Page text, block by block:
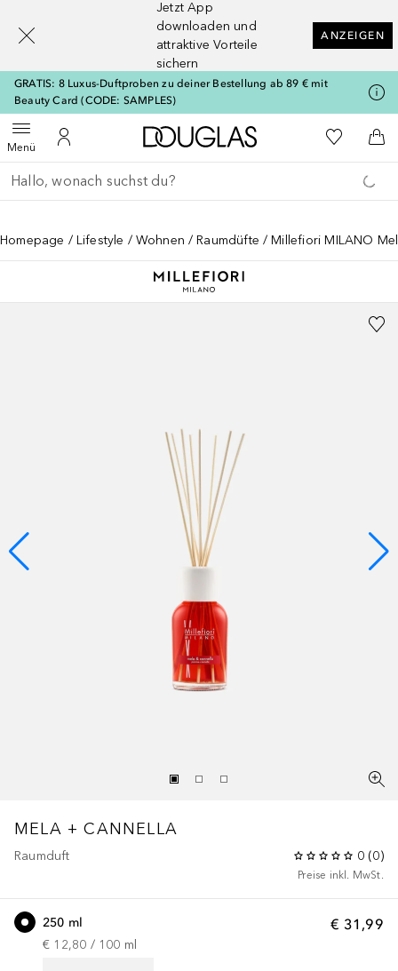
Jetzt App
downloaden und
attraktive Vorteile
sichern
ANZEIGEN
GRATIS: 8 Luxus-Duftproben zu deiner Bestellung ab 89 € mit
Beauty Card (CODE: SAMPLES)
MenüMenü öffnenZu Meinem Kundenkonto
Zur Douglas Startseite
Zu Meiner
Gehe zurück
Suche ausführen
Homepage Lifestyle Wohnen Raumdüfte Millefiori MILANO
MELA + CANNELLA
Raumduft 0 (0)
Preise inkl. MwSt.
€ 31,99
250 ml
€ 12,80 / 100 ml
[navigation.slideout.screenreader]